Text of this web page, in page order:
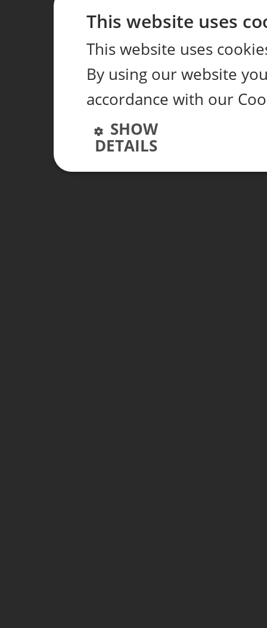
This website uses
This website uses
By using our website
accordance with our
SHOW
DETAILS